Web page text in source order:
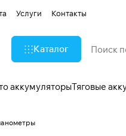
Услуги Контакты
Каталог
аккумуляторыТяговые